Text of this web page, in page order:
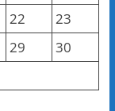
22
23
29
30